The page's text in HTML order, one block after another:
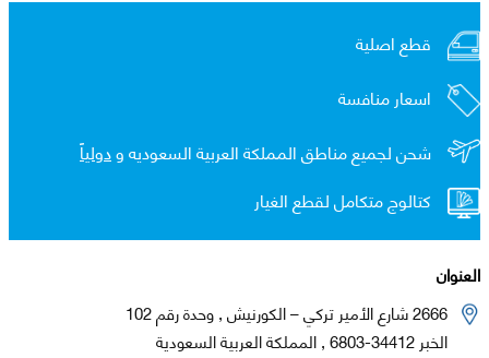
قطع اصلية
اسعار منافسة
شحن لجميع مناطق المملكة العربية السعوديه ودولياً
كتالوج متكامل لقطع الغيار
العنوان
2666 شارع الأمير تركي – الكورنيش , وحدة رقم 102
الخبر 34412-6803 , المملكة العربية السعودية